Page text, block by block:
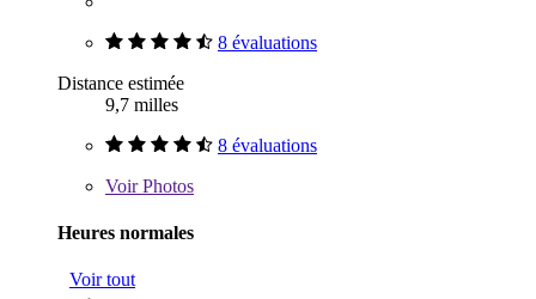
8 évaluations
Distance estimée
9,7 milles
8 évaluations
VoirPhotos
Heures normales
Voir tout